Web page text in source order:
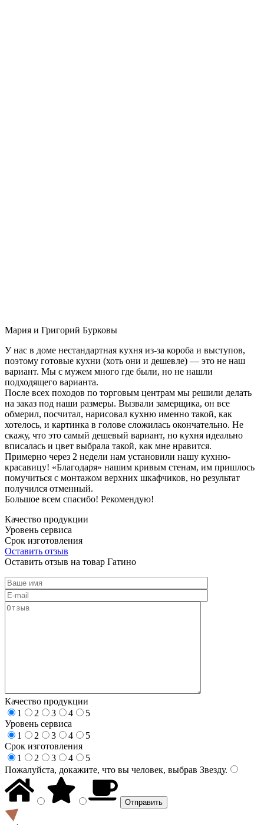
Мария и Григорий Бурковы
У нас в доме нестандартная кухня из-за короба и выступов,
поэтому готовые кухни (хоть они и дешевле) — это не наш
вариант. Мы с мужем много где были, но не нашли
подходящего варианта.
После всех походов по торговым центрам мы решили делать
на заказ под наши размеры. Вызвали замерщика, он все
обмерил, посчитал, нарисовал кухню именно такой, как
хотелось, и картинка в голове сложилась окончательно. Не
скажу, что это самый дешевый вариант, но кухня идеально
вписалась и цвет выбрала такой, как мне нравится.
Примерно через 2 недели нам установили нашу кухню-
красавицу! «Благодаря» нашим кривым стенам, им пришлось
помучиться с монтажом верхних шкафчиков, но результат
получился отменный.
Большое всем спасибо! Рекомендую!
Качество продукции
Уровень сервиса
Срок изготовления
Оставить отзыв
Оставить отзыв на товар Гатино
Качество продукции
1
2 3 4
5
Уровень сервиса
1
2 3 4
5
Срок изготовления
1
2 3 4
5
Пожалуйста, докажите, что вы человек, выбрав Звезду.